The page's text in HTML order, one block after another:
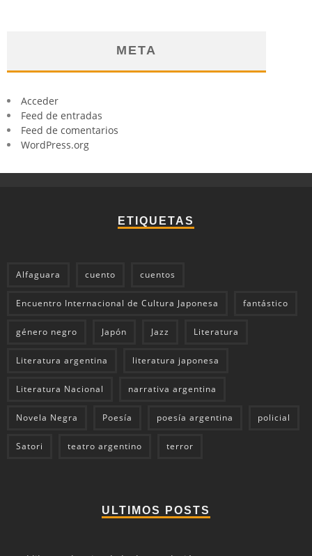
META
Acceder
Feed de entradas
Feed de comentarios
WordPress.org
ETIQUETAS
Alfaguara cuento cuentos
Encuentro Internacional de Cultura Japonesa fantástico
género negro Japón Jazz Literatura
Literatura argentina literatura japonesa
Literatura Nacional narrativa argentina
Novela Negra Poesía poesía argentina policial
Satori teatro argentino terror
ULTIMOS POSTS